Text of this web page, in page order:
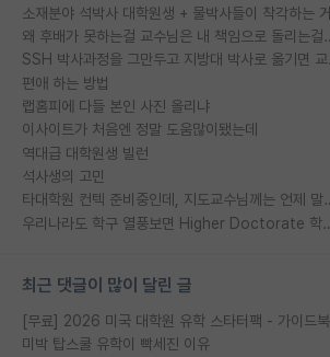
소재분야 석박사 대학원생 + 물박사들이 착각하는 거
왜 후배가 못하는
편애 하는 방법
랩홈피에 다들 본인 사진 올리냐
이사이트가 처음엔 정말 도움많이됐는데
역대급 대학원생 빌런
석사생의 고민
타대학원 컨텍 준비
우리나라도 학구 열풍보면
최근 댓글이 많이 달린 글
미박 탑스쿨 유학이 빡세진 이유